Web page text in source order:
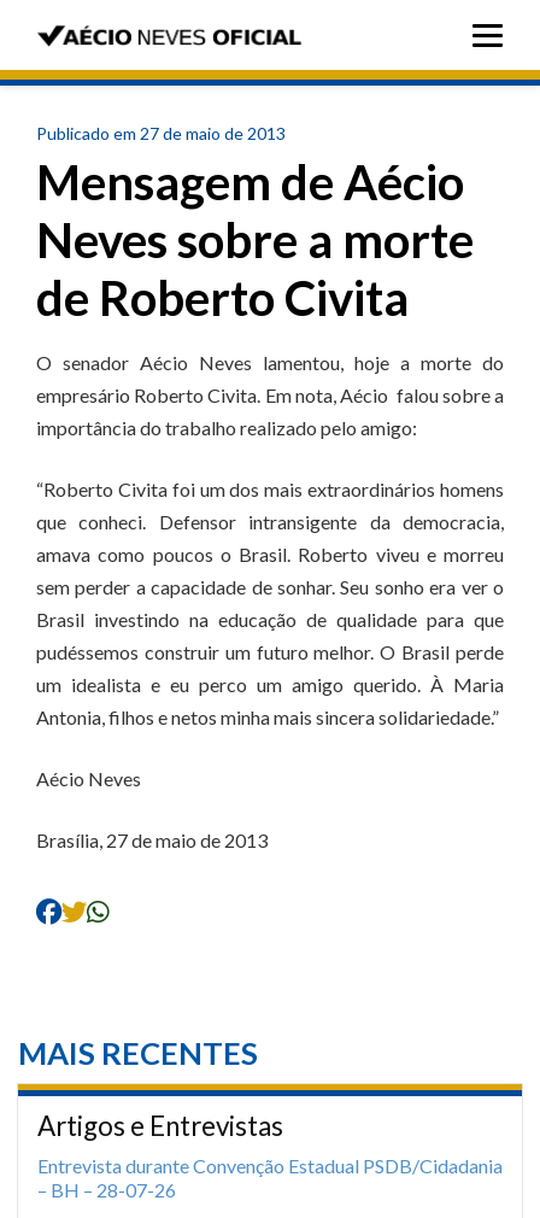
Publicado em 27 de maio de 2013
Mensagem de Aécio
Neves sobre a morte
de Roberto Civita
O senador Aécio Neves lamentou, hoje a morte do
empresário Roberto Civita. Em nota, Aécio falou sobre a
importância do trabalho realizado pelo amigo:
“Roberto Civita foi um dos mais extraordinários homens
que conheci. Defensor intransigente da democracia,
amava como poucos o Brasil. Roberto viveu e morreu
sem perder a capacidade de sonhar. Seu sonho era ver o
Brasil investindo na educação de qualidade para que
pudéssemos construir um futuro melhor. O Brasil perde
um idealista e eu perco um amigo querido. À Maria
Antonia, filhos e netos minha mais sincera solidariedade.”
Aécio Neves
Brasília, 27 de maio de 2013
MAIS RECENTES
Artigos e Entrevistas
Entrevista durante Convenção Estadual PSDB/Cidadania
– BH – 28-07-26